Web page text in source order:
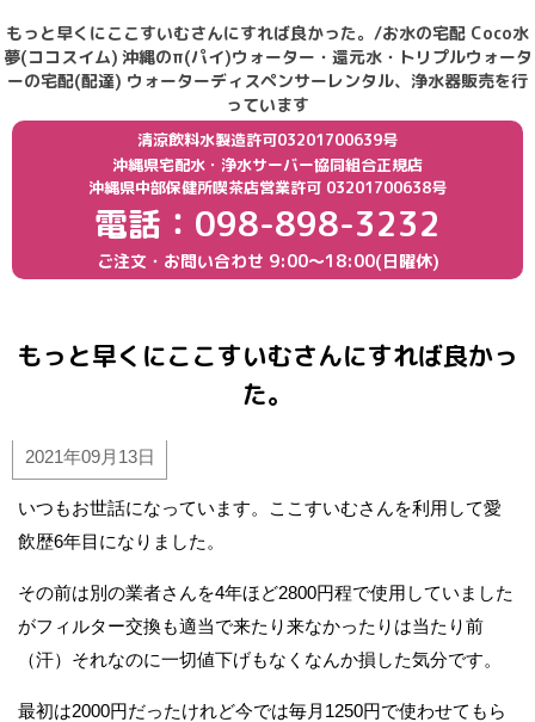
もっと早くにここすいむさんにすれば良かった。/お水の宅配 Coco水
夢(ココスイム) 沖縄のπ(パイ)ウォーター・還元水・トリプルウォータ
ーの宅配(配達) ウォーターディスペンサーレンタル、浄水器販売を行
っています
清涼飲料水製造許可03201700639号
沖縄県宅配水・浄水サーバー協同組合正規店
沖縄県中部保健所喫茶店営業許可 03201700638号
電話：098-898-3232
ご注文・お問い合わせ 9:00〜18:00(日曜休)
もっと早くにここすいむさんにすれば良かっ
た。
2021年09月13日
いつもお世話になっています。ここすいむさんを利用して愛
飲歴6年目になりました。
その前は別の業者さんを4年ほど2800円程で使用していました
がフィルター交換も適当で来たり来なかったりは当たり前
（汗）それなのに一切値下げもなくなんか損した気分です。
最初は2000円だったけれど今では毎月1250円で使わせてもら